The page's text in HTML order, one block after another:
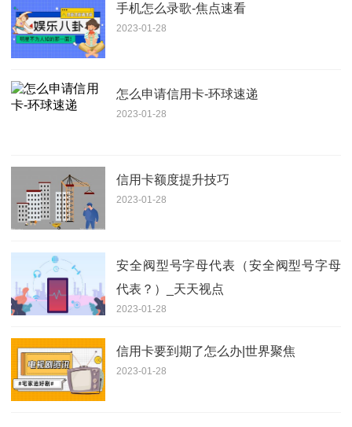
手机怎么录歌-焦点速看
2023-01-28
怎么申请信用卡-环球速递
2023-01-28
信用卡额度提升技巧
2023-01-28
安全阀型号字母代表（安全阀型号字母
代表？）_天天视点
2023-01-28
信用卡要到期了怎么办|世界聚焦
2023-01-28